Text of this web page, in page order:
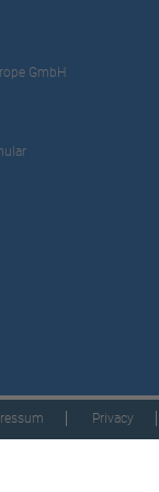
GmbH
Privacy